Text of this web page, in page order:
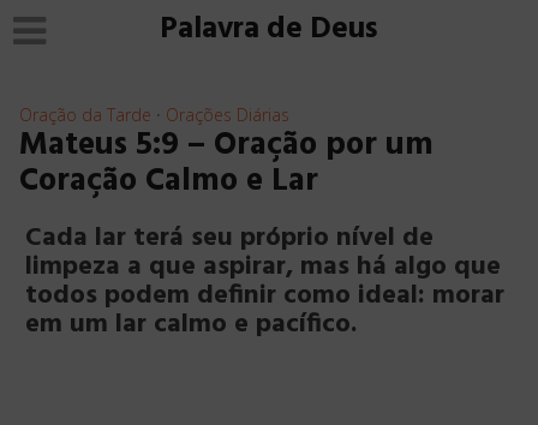
Palavra de Deus
Oração da Tarde • Orações Diárias
Mateus 5:9 – Oração por um
Coração Calmo e Lar
Cada lar terá seu próprio nível de
limpeza a que aspirar, mas há algo que
todos podem definir como ideal: morar
em um lar calmo e pacífico.